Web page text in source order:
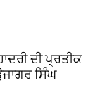
ਦੀ ਪ੍ਰਤੀਕ
ਸਿੰਘ